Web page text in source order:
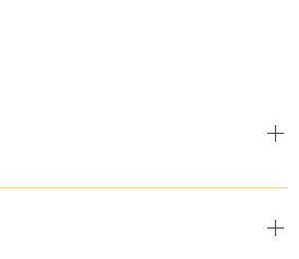
no coração